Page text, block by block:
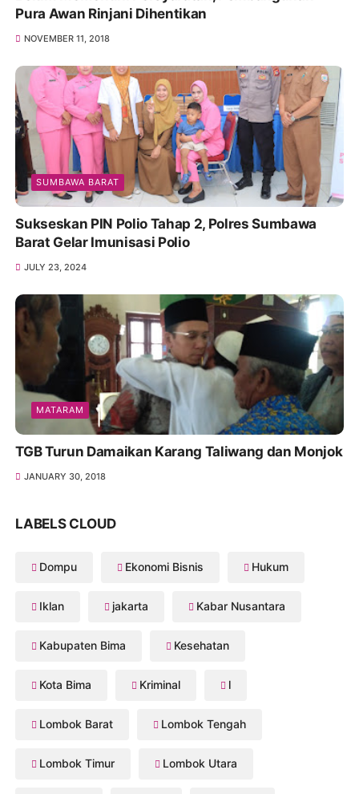
Pura Awan Rinjani Dihentikan
NOVEMBER 11, 2018
SUMBAWA BARAT
Sukseskan PIN Polio Tahap 2, Polres Sumbawa
Barat Gelar Imunisasi Polio
JULY 23, 2024
MATARAM
TGB Turun Damaikan Karang Taliwang dan Monjok
JANUARY 30, 2018
LABELS CLOUD
Dompu Ekonomi Bisnis Hukum
Iklan jakarta Kabar Nusantara
Kabupaten Bima Kesehatan
Kota Bima Kriminal l
Lombok Barat Lombok Tengah
Lombok Timur Lombok Utara